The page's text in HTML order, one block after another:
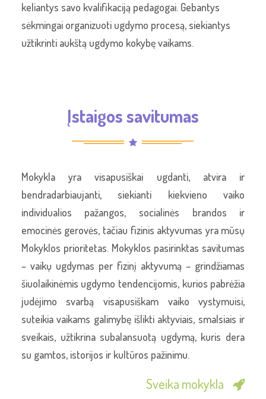
keliantys savo kvalifikaciją pedagogai. Gebantys
sėkmingai organizuoti ugdymo procesą, siekiantys
užtikrinti aukštą ugdymo kokybę vaikams.
Įstaigos savitumas
Mokykla yra visapusiškai ugdanti, atvira ir
bendradarbiaujanti, siekianti kiekvieno vaiko
individualios pažangos, socialinės brandos ir
emocinės gerovės, tačiau fizinis aktyvumas yra mūsų
Mokyklos prioritetas. Mokyklos pasirinktas savitumas
– vaikų ugdymas per fizinį aktyvumą – grindžiamas
šiuolaikinėmis ugdymo tendencijomis, kurios pabrėžia
judėjimo svarbą visapusiškam vaiko vystymuisi,
suteikia vaikams galimybę išlikti aktyviais, smalsiais ir
sveikais, užtikrina subalansuotą ugdymą, kuris dera
su gamtos, istorijos ir kultūros pažinimu.
Sveika mokykla